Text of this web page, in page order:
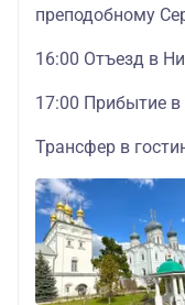
преподобному
16:00 Отъезд в
17:00 Прибытие
Трансфер в